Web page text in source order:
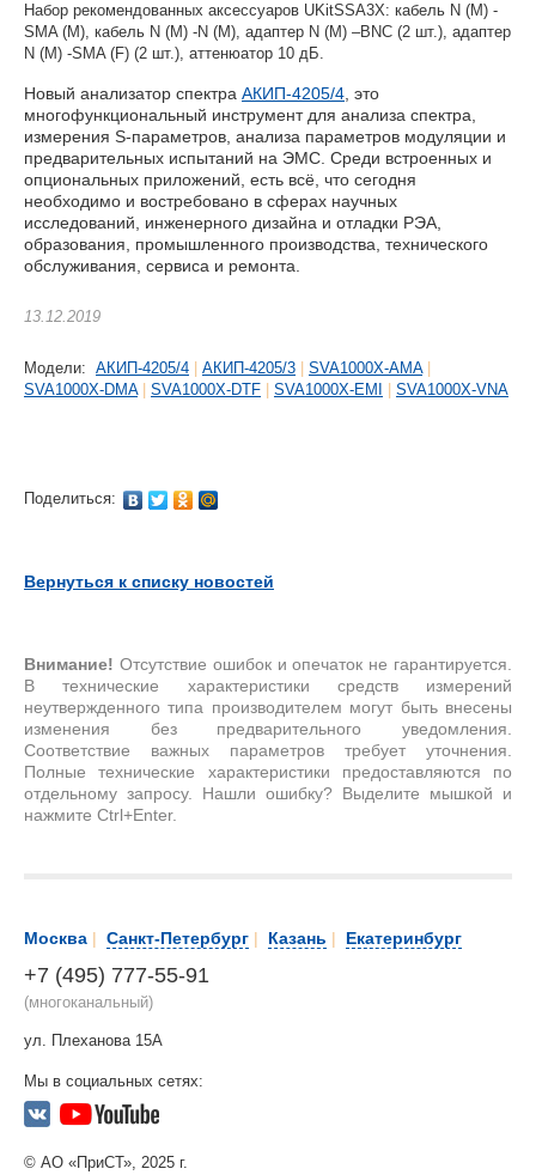
Набор рекомендованных аксессуаров UKitSSA3X: кабель N (M) -
SMA (M), кабель N (M) -N (M), адаптер N (M) –BNC (2 шт.), адаптер
N (M) -SMA (F) (2 шт.), аттенюатор 10 дБ.
Новый анализатор спектра АКИП-4205/4 , это
многофункциональный инструмент для анализа спектра,
измерения S-параметров, анализа параметров модуляции и
предварительных испытаний на ЭМС. Среди встроенных и
опциональных приложений, есть всё, что сегодня
необходимо и востребовано в сферах научных
исследований, инженерного дизайна и отладки РЭА,
образования, промышленного производства, технического
обслуживания, сервиса и ремонта.
13.12.2019
Модели: АКИП-4205/4 АКИП-4205/3 SVA1000X-AMA
SVA1000X-DMA
SVA1000X-DTF SVA1000X-EMI SVA1000X-VNA
Поделиться:
Вернуться к списку новостей
Внимание! Отсутствие ошибок и опечаток не гарантируется.
В технические характеристики средств измерений
неутвержденного типа производителем могут быть внесены
изменения без предварительного уведомления.
Соответствие важных параметров требует уточнения.
Полные технические характеристики предоставляются по
отдельному запросу. Нашли ошибку? Выделите мышкой и
нажмите Ctrl+Enter.
Москва | Санкт-Петербург | Казань | Екатеринбург
+7 (495) 777-55-91
(многоканальный)
ул. Плеханова 15А
Мы в социальных сетях:
© АО «ПриСТ», 2025 г.